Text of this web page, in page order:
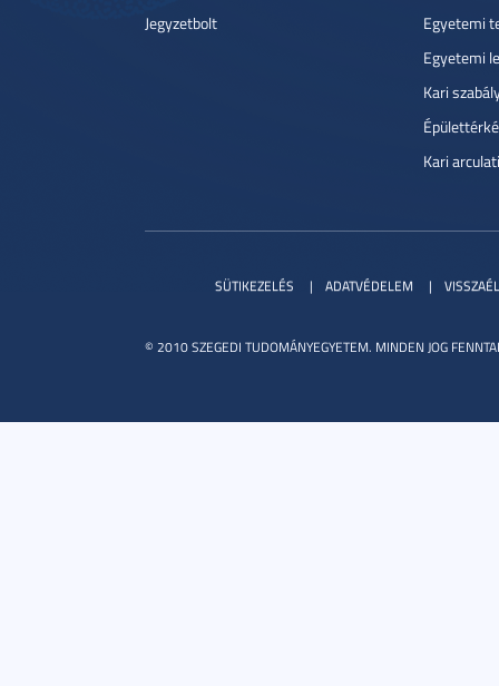
Jegyzetbolt
Egyetemi
Egyetemi
Kari
Kari
© 2010 SZEGEDI TUDOMÁNYEGYETEM. MINDEN JOG
SÜTIKEZELÉS ADATVÉDELEM